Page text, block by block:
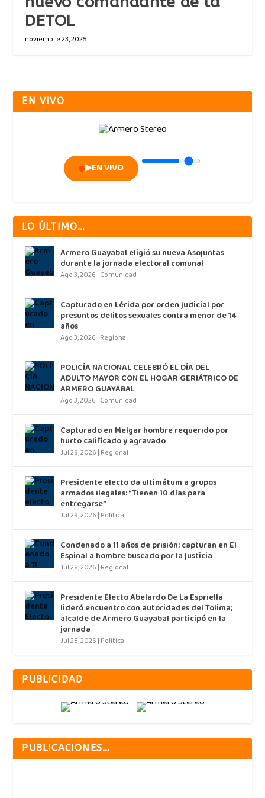
DETOL
noviembre 23, 2025
EN VIVO
▶EN VIVO
LO ÚLTIMO…
Armero Guayabal eligió su nueva Asojuntas
durante la jornada electoral comunal
Ago 3, 2026 | Comunidad
Capturado en Lérida por orden judicial por
presuntos delitos sexuales contra menor de 14
años
Ago 3, 2026 | Regional
POLICÍA NACIONAL CELEBRÓ EL DÍA DEL
ADULTO MAYOR CON EL HOGAR GERIÁTRICO DE
ARMERO GUAYABAL
Ago 3, 2026 | Comunidad
Capturado en Melgar hombre requerido por
hurto calificado y agravado
Jul 29, 2026 | Regional
Presidente electo da ultimátum a grupos
armados ilegales: “Tienen 10 días para
entregarse”
Jul 29, 2026 | Política
Condenado a 11 años de prisión: capturan en El
Espinal a hombre buscado por la justicia
Jul 28, 2026 | Regional
Presidente Electo Abelardo De La Espriella
lideró encuentro con autoridades del Tolima;
alcalde de Armero Guayabal participó en la
jornada
Jul 28, 2026 | Política
PUBLICIDAD
PUBLICACIONES…